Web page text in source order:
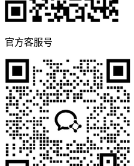
官方客服号